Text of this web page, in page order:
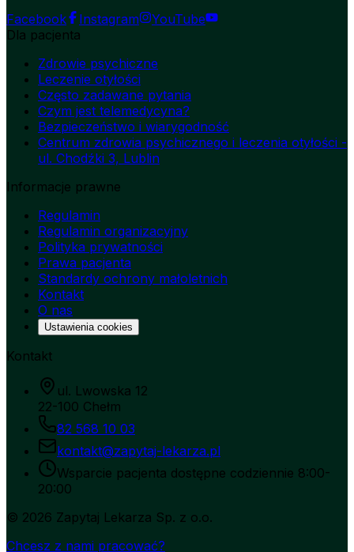
Facebook
Instagram
YouTube
Dla pacjenta
Zdrowie psychiczne
Leczenie otyłości
Często zadawane pytania
Czym jest telemedycyna?
Bezpieczeństwo i wiarygodność
Centrum zdrowia psychicznego i leczenia otyłości -
ul. Chodźki 3, Lublin
Informacje prawne
Regulamin
Regulamin organizacyjny
Polityka prywatności
Prawa pacjenta
Standardy ochrony małoletnich
Kontakt
O nas
Ustawienia cookies
Kontakt
ul. Lwowska 12
22-100 Chełm
82 568 10 03
kontakt@zapytaj-lekarza.pl
Wsparcie pacjenta dostępne codziennie 8:00-
20:00
© 2026 Zapytaj Lekarza Sp. z o.o.
Chcesz z nami pracować?